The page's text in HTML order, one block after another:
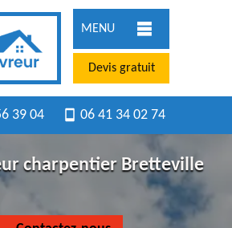
MENU
Devis gratuit
39 04 06 41 34 02 74
charpentier Bretteville